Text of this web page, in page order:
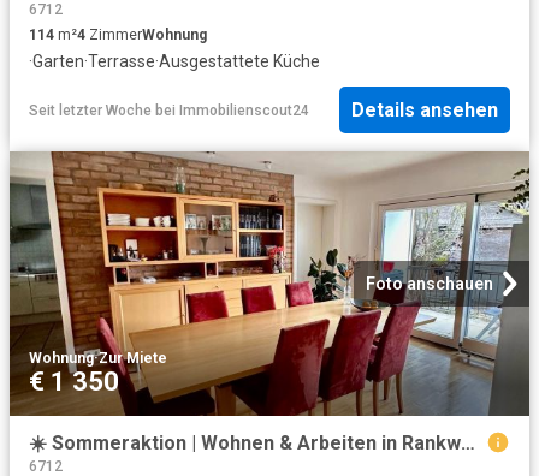
6712
114 m²4 ZimmerWohnung
·Garten·Terrasse·Ausgestattete Küche
Seit letzter Woche bei Immobilienscout24 Details ansehen
Foto anschauen
Wohnung·Zur Miete
€ 1 350
☀️ Sommeraktion | Wohnen & Arbeiten in Rankweil – 85 m² mit Balkon & Garage
6712